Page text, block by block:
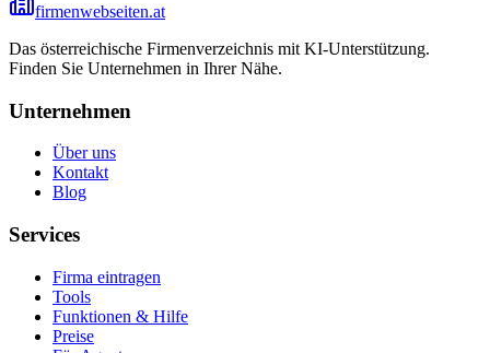
firmenwebseiten.at
Das österreichische Firmenverzeichnis mit KI-Unterstützung.
Finden Sie Unternehmen in Ihrer Nähe.
Unternehmen
Über uns
Kontakt
Blog
Services
Firma eintragen
Tools
Funktionen & Hilfe
Preise